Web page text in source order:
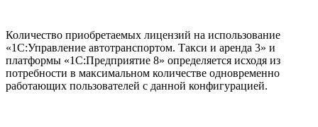
Количество приобретаемых лицензий на использование
«1С:Управление автотранспортом. Такси и аренда 3» и
платформы «1С:Предприятие 8» определяется исходя из
потребности в максимальном количестве одновременно
работающих пользователей с данной конфигурацией.